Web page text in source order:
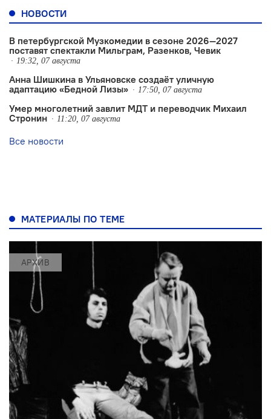
НОВОСТИ
В петербургской Музкомедии в сезоне 2026—2027
поставят спектакли Мильграм, Разенков, Чевик
19:32, 07 августа
Анна Шишкина в Ульяновске создаëт уличную
адаптацию «Бедной Лизы»
17:50, 07 августа
Умер многолетний завлит МДТ и переводчик Михаил
Стронин
11:20, 07 августа
Все новости
МАТЕРИАЛЫ ПО ТЕМЕ
АРХИВ